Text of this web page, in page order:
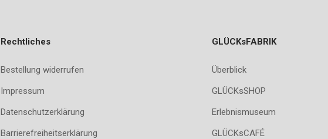
Rechtliches
Bestellung widerrufen
Impressum
Datenschutzerklärung
Barrierefreiheitserklärung
GLÜCKsFABRIK
Überblick
GLÜCKsSHOP
Erlebnismuseum
GLÜCKsCAFÉ